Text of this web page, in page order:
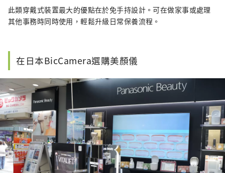
此類穿戴式裝置最大的優點在於免手持設計。可在做家事或處理
其他事務時同時使用，輕鬆升級日常保養流程。
在日本BicCamera選購美顏儀